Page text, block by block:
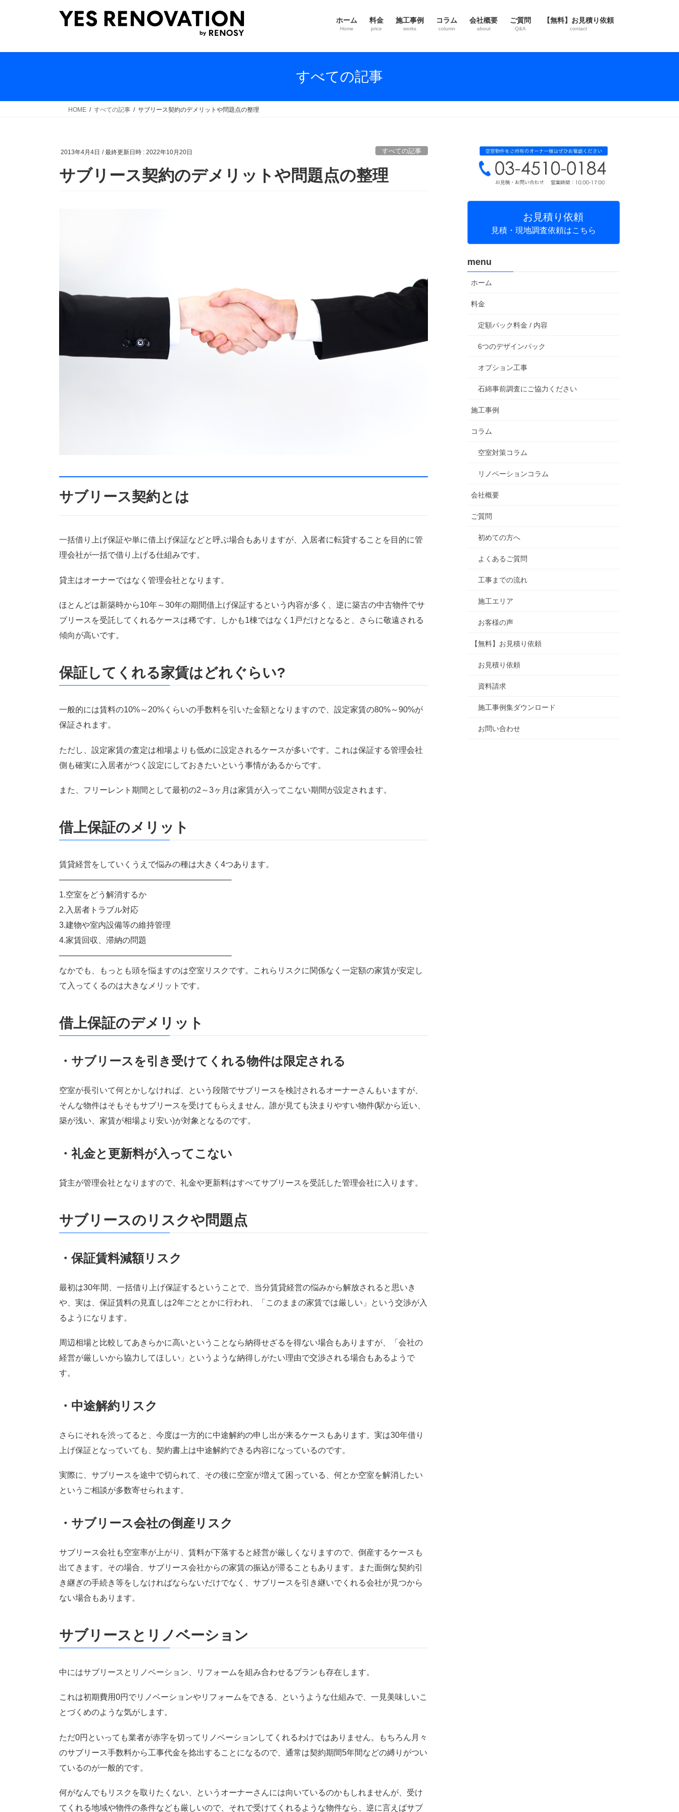
ツ
ッ
シ
移
ホーム
Home
料金
price
施工事例
works
コラム
column
会社概要
about
ご質問
Q&A
【無料】お見積り依頼
contact
すべての記事
HOME すべての記事 サブリース契約のデメリットや問題点の整理
2013年4月4日 / 最終更新日時 : 2022年10月20日 すべての記事
サブリース契約のデメリットや問題点の整理
サブリース契約とは
一括借り上げ保証や単に借上げ保証などと呼ぶ場合もありますが、入居者に転貸することを目的に管
理会社が一括で借り上げる仕組みです。
貸主はオーナーではなく管理会社となります。
ほとんどは新築時から10年～30年の期間借上げ保証するという内容が多く、逆に築古の中古物件でサ
ブリースを受託してくれるケースは稀です。しかも1棟ではなく1戸だけとなると、さらに敬遠される
傾向が高いです。
保証してくれる家賃はどれぐらい?
一般的には賃料の10%～20%くらいの手数料を引いた金額となりますので、設定家賃の80%～90%が
保証されます。
ただし、設定家賃の査定は相場よりも低めに設定されるケースが多いです。これは保証する管理会社
側も確実に入居者がつく設定にしておきたいという事情があるからです。
また、フリーレント期間として最初の2～3ヶ月は家賃が入ってこない期間が設定されます。
借上保証のメリット
賃貸経営をしていくうえで悩みの種は大きく4つあります。
───────────────────────────────
1.空室をどう解消するか
2.入居者トラブル対応
3.建物や室内設備等の維持管理
4.家賃回収、滞納の問題
───────────────────────────────
なかでも、もっとも頭を悩ますのは空室リスクです。これらリスクに関係なく一定額の家賃が安定し
て入ってくるのは大きなメリットです。
借上保証のデメリット
・サブリースを引き受けてくれる物件は限定される
空室が長引いて何とかしなければ、という段階でサブリースを検討されるオーナーさんもいますが、
そんな物件はそもそもサブリースを受けてもらえません。誰が見ても決まりやすい物件(駅から近い、
築が浅い、家賃が相場より安い)が対象となるのです。
・礼金と更新料が入ってこない
貸主が管理会社となりますので、礼金や更新料はすべてサブリースを受託した管理会社に入ります。
サブリースのリスクや問題点
・保証賃料減額リスク
最初は30年間、一括借り上げ保証するということで、当分賃貸経営の悩みから解放されると思いき
や、実は、保証賃料の見直しは2年ごととかに行われ、「このままの家賃では厳しい」という交渉が入
るようになります。
周辺相場と比較してあきらかに高いということなら納得せざるを得ない場合もありますが、「会社の
経営が厳しいから協力してほしい」というような納得しがたい理由で交渉される場合もあるようで
す。
・中途解約リスク
さらにそれを渋ってると、今度は一方的に中途解約の申し出が来るケースもあります。実は30年借り
上げ保証となっていても、契約書上は中途解約できる内容になっているのです。
実際に、サブリースを途中で切られて、その後に空室が増えて困っている、何とか空室を解消したい
というご相談が多数寄せられます。
・サブリース会社の倒産リスク
サブリース会社も空室率が上がり、賃料が下落すると経営が厳しくなりますので、倒産するケースも
出てきます。その場合、サブリース会社からの家賃の振込が滞ることもあります。また面倒な契約引
き継ぎの手続き等をしなければならないだけでなく、サブリースを引き継いでくれる会社が見つから
ない場合もあります。
サブリースとリノベーション
中にはサブリースとリノベーション、リフォームを組み合わせるプランも存在します。
これは初期費用0円でリノベーションやリフォームをできる、というような仕組みで、一見美味しいこ
とづくめのような気がします。
ただ0円といっても業者が赤字を切ってリノベーションしてくれるわけではありません。もちろん月々
のサブリース手数料から工事代金を捻出することになるので、通常は契約期間5年間などの縛りがつい
ているのが一般的です。
何がなんでもリスクを取りたくない、というオーナーさんには向いているのかもしれませんが、受け
てくれる地域や物件の条件なども厳しいので、それで受けてくれるような物件なら、逆に言えばサブ
お見積り依頼
見積・現地調査依頼はこちら
menu
ホーム
料金
定額パック料金 / 内容
6つのデザインパック
オプション工事
石綿事前調査にご協力ください
施工事例
コラム
空室対策コラム
リノベーションコラム
会社概要
ご質問
初めての方へ
よくあるご質問
工事までの流れ
施工エリア
お客様の声
【無料】お見積り依頼
お見積り依頼
資料請求
施工事例集ダウンロード
お問い合わせ